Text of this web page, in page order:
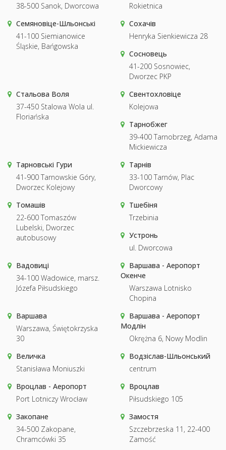
38-500 Sanok, Dworcowa
Rokietnica
Семяновіце-Шльонські
41-100 Siemianowice
Śląskie, Bańgowska
Сохачів
Henryka Sienkiewicza 28
Сосновець
41-200 Sosnowiec,
Dworzec PKP
Стальова Воля
37-450 Stalowa Wola ul.
Floriańska
Свентохловіце
Kolejowa
Тарнобжег
39-400 Tarnobrzeg, Adama
Mickiewicza
Тарновські Гури
41-900 Tarnowskie Góry,
Dworzec Kolejowy
Тарнів
33-100 Tarnów, Plac
Dworcowy
Томашів
22-600 Tomaszów
Lubelski, Dworzec
autobusowy
Тшебіня
Trzebinia
Устронь
ul. Dworcowa
Вадовиці
34-100 Wadowice, marsz.
Józefa Piłsudskiego
Варшава - Аеропорт
Окенче
Warszawa Lotnisko
Chopina
Варшава
Warszawa, Świętokrzyska
30
Варшава - Аеропорт
Модлін
Okrężna 6, Nowy Modlin
Величка
Stanisława Moniuszki
Водзіслав-Шльонський
centrum
Вроцлав - Аеропорт
Port Lotniczy Wrocław
Вроцлав
Piłsudskiego 105
Закопане
34-500 Zakopane,
Chramcówki 35
Замостя
Szczebrzeska 11, 22-400
Zamość